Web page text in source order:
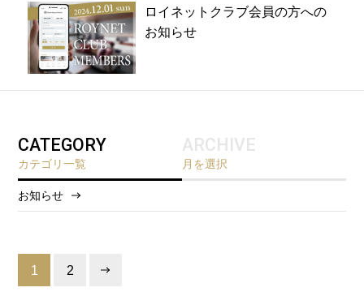
ロイネットクラブ会員の方への
お知らせ
CATEGORY
カテゴリ一覧
お知らせ
ARCHIVE
月を選択
2026/6
2026/5
1 2